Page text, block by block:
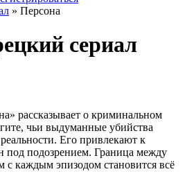
» Персона
сериал
рассказывает о криминальном
чьи выдуманные убийства
Его привлекают к
под подозрением. Граница между
с каждым эпизодом становится всё